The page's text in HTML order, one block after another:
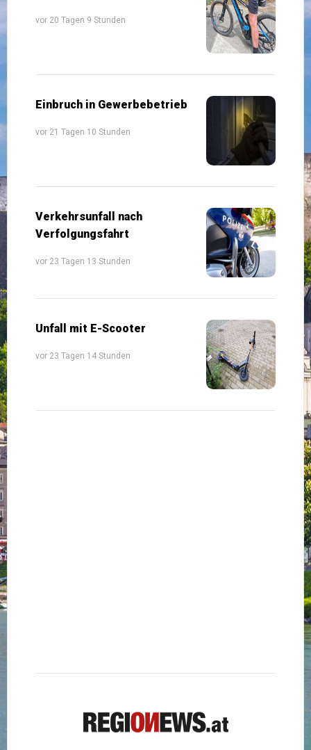
vor 20 Tagen 9 Stunden
Einbruch in Gewerbebetrieb
vor 21 Tagen 10 Stunden
Verkehrsunfall nach
Verfolgungsfahrt
vor 23 Tagen 13 Stunden
Unfall mit E-Scooter
vor 23 Tagen 14 Stunden